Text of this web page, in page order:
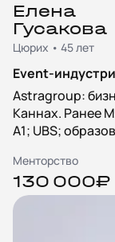
Елена
Гусакова
Цюрих • 45 лет
Event-
Astragroup:
Каннах. Ранее
А1; UBS;
Менторство
130 000₽